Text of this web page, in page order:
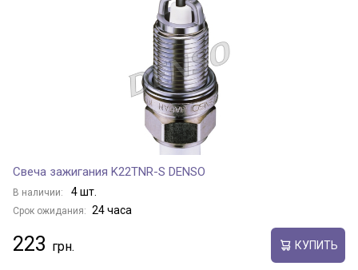
Свеча зажигания K22TNR-S DENSO
В наличии: 4 шт.
Срок ожидания: 24 часа
223 КУПИТЬ